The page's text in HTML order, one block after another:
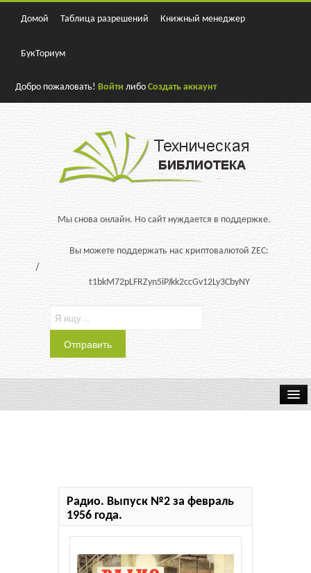
Домой Таблица разрешений Книжный менеджер
БукТориум
Добро пожаловать!Войти либоСоздать аккаунт
Мы снова онлайн. Но сайт нуждается в поддержке.
Вы можете поддержать нас криптовалютой ZEC:
t1bkM72pLFRZyn5iPJkk2ccGv12Ly3CbyNY
Радио. Выпуск №2 за февраль
1956 года.